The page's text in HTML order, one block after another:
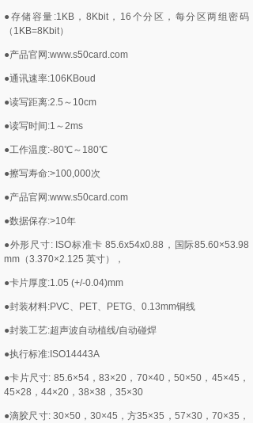
●存储容量:1KB，8Kbit，16个分区，每分区两组密码
（1KB=8Kbit）
●产品官网:www.s50card.com
●通讯速率:106KBoud
●读写距离:2.5～10cm
●读写时间:1～2ms
●工作温度:-80℃～180℃
●擦写寿命:>100,000次
●产品官网:www.s50card.com
●数据保存:>10年
●外形尺寸: ISO标准卡 85.6x54x0.88，国际85.60×53.98
mm（3.370×2.125 英寸），
●卡片厚度:1.05 (+/-0.04)mm
●封装材料:PVC、PET、PETG、0.13mm铜线
●封装工艺:超声波自动植线/自动碰焊
●执行标准:ISO14443A
●卡片尺寸: 85.6×54，83×20，70×40，50×50，45×45，
45×28，44×20，38×38，35×30
●滴胶尺寸: 30×50，30×45，方35×35，57×30，70×35，